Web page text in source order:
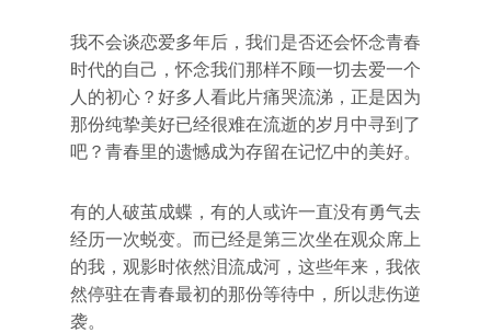
我不会谈恋爱多年后，我们是否还会怀念青春
时代的自己，怀念我们那样不顾一切去爱一个
人的初心？好多人看此片痛哭流涕，正是因为
那份纯挚美好已经很难在流逝的岁月中寻到了
吧？青春里的遗憾成为存留在记忆中的美好。
有的人破茧成蝶，有的人或许一直没有勇气去
经历一次蜕变。而已经是第三次坐在观众席上
的我，观影时依然泪流成河，这些年来，我依
然停驻在青春最初的那份等待中，所以悲伤逆
袭。